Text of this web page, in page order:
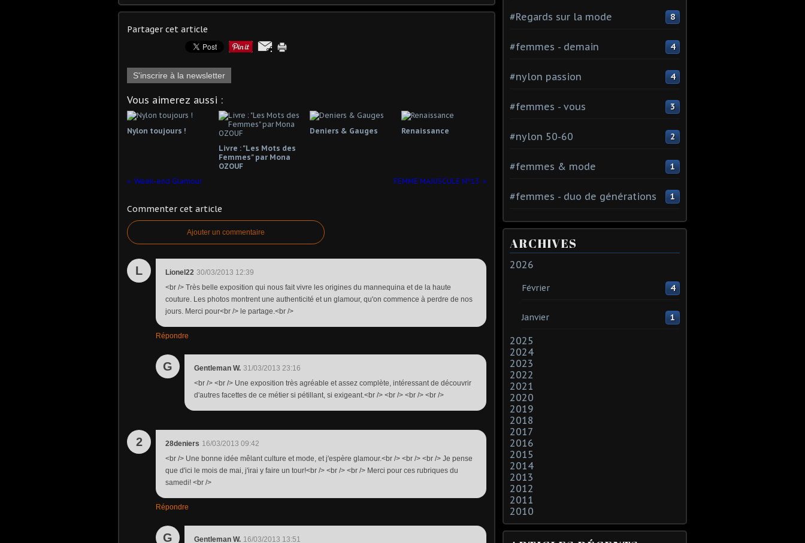
Partager cet article
S'inscrire à la newsletter
Vous aimerez aussi :
Nylon toujours !
Livre : "Les Mots des
Femmes" par Mona
OZOUF
Deniers & Gauges Renaissance
Week-end Glamour FEMME MAJUSCULE N°13
Commenter cet article
Ajouter un commentaire
L Lionel22 30/03/2013 12:39
<br /> Très belle exposition qui nous fait vivre les origines du mannequina et de la haute
couture. Les photos montrent une authenticité et un glamour, qu'on commence à perdre de nos
jours. Merci pour<br /> le partage.<br />
Répondre
G Gentleman W. 31/03/2013 23:16
<br /> <br /> Une exposition très agréable et assez complète, intéressant de découvrir
d'autres facettes de ce métier si pétillant, si exigeant.<br /> <br /> <br /> <br />
2 28deniers 16/03/2013 09:42
<br /> Une bonne idée mêlant culture et mode, et j'espère glamour.<br /> <br /> <br /> Je pense
que d'ici le mois de mai, j'irai y faire un tour!<br /> <br /> <br /> Merci pour ces rubriques du
samedi! <br />
Répondre
G Gentleman W. 16/03/2013 13:51
#Regards sur la mode 8
#femmes - demain 4
#nylon passion 4
#femmes - vous 3
#nylon 50-60 2
#femmes & mode 1
#femmes - duo de générations 1
ARCHIVES
2026
Février 4
Janvier 1
2025
2024
2023
2022
2021
2020
2019
2018
2017
2016
2015
2014
2013
2012
2011
2010